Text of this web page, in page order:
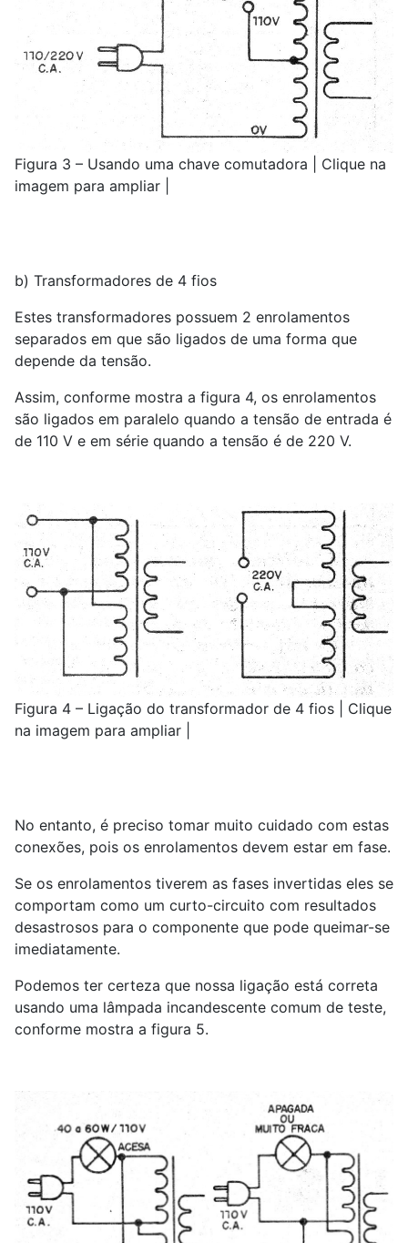
Figura 3 – Usando uma chave comutadora | Clique na
imagem para ampliar |
b) Transformadores de 4 fios
Estes transformadores possuem 2 enrolamentos
separados em que são ligados de uma forma que
depende da tensão.
Assim, conforme mostra a figura 4, os enrolamentos
são ligados em paralelo quando a tensão de entrada é
de 110 V e em série quando a tensão é de 220 V.
Figura 4 – Ligação do transformador de 4 fios | Clique
na imagem para ampliar |
No entanto, é preciso tomar muito cuidado com estas
conexões, pois os enrolamentos devem estar em fase.
Se os enrolamentos tiverem as fases invertidas eles se
comportam como um curto-circuito com resultados
desastrosos para o componente que pode queimar-se
imediatamente.
Podemos ter certeza que nossa ligação está correta
usando uma lâmpada incandescente comum de teste,
conforme mostra a figura 5.